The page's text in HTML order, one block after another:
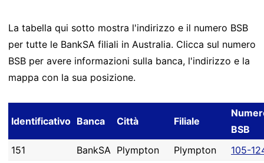
La tabella qui sotto mostra l'indirizzo e il numero BSB
per tutte le BankSA filiali in Australia. Clicca sul numero
BSB per avere informazioni sulla banca, l'indirizzo e la
mappa con la sua posizione.
Identificativo Banca Città Filiale
BSB
151
BankSA Plympton Plympton 105-